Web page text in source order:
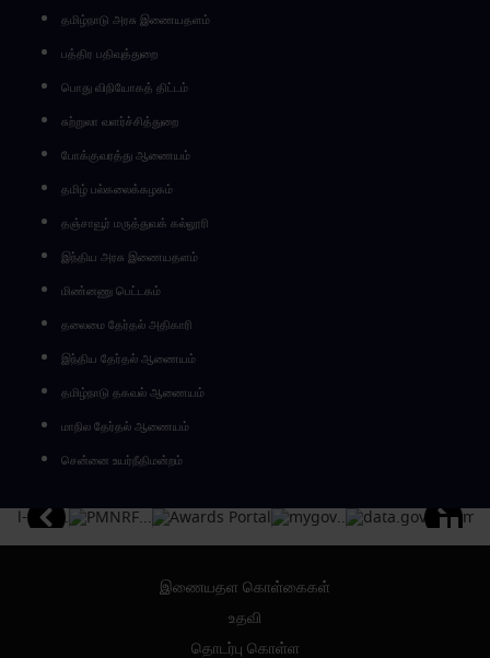
தமிழ்நாடு அரசு இணையதளம்
பத்திர பதிவுத்துறை
பொது விநியோகத் திட்டம்
சுற்றுலா வளர்ச்சித்துறை
போக்குவரத்து ஆணையம்
தமிழ் பல்கலைக்கழகம்
தஞ்சாவூர் மருத்துவக் கல்லூரி
இந்திய அரசு இணையதளம்
மிண்னணு பெட்டகம்
தலைமை தேர்தல் அதிகாரி
இந்திய தேர்தல் ஆணையம்
தமிழ்நாடு தகவல் ஆணையம்
மாநில தேர்தல் ஆணையம்
சென்னை உயர்நீதிமன்றம்
இணையதள கொள்கைகள்
உதவி
தொடர்பு கொள்ள